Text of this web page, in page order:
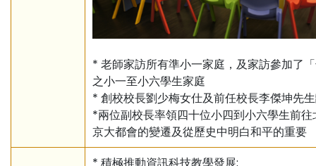
* 老師家訪所有準小一家庭，及家訪參加了
之小一至小六學生家庭
* 創校校長劉少梅女仕及前任校長李傑坤先
*兩位副校長率領四十位小四到小六學生前
京大都會的變遷及從歷史中明白和平的重要